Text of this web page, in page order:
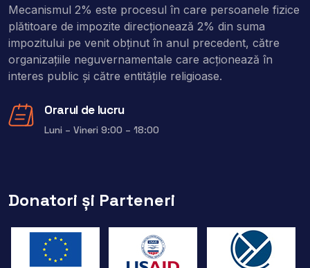
Mecanismul 2% este procesul în care persoanele fizice
plătitoare de impozite direcţionează 2% din suma
impozitului pe venit obţinut în anul precedent, către
organizaţiile neguvernamentale care acţionează în
interes public şi către entitățile religioase.
Orarul de lucru
Luni – Vineri 9:00 – 18:00
Donatori și Parteneri